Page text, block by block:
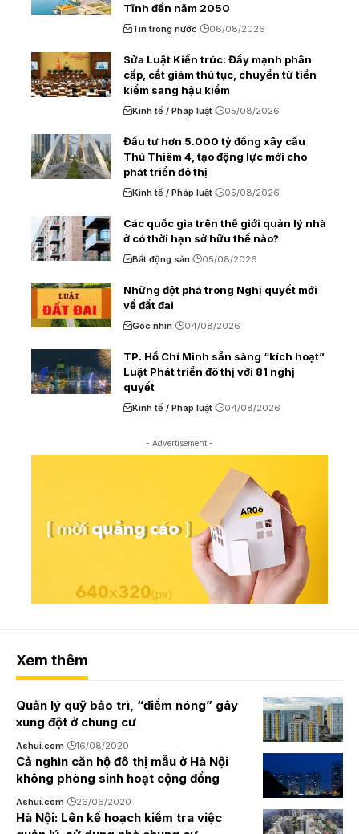
Tĩnh đến năm 2050
Tin trong nước 06/08/2026
Sửa Luật Kiến trúc: Đẩy mạnh phân
cấp, cắt giảm thủ tục, chuyển từ tiền
kiểm sang hậu kiểm
Kinh tế / Pháp luật 05/08/2026
Đầu tư hơn 5.000 tỷ đồng xây cầu
Thủ Thiêm 4, tạo động lực mới cho
phát triển đô thị
Kinh tế / Pháp luật 05/08/2026
Các quốc gia trên thế giới quản lý nhà
ở có thời hạn sở hữu thế nào?
Bất động sản 05/08/2026
Những đột phá trong Nghị quyết mới
về đất đai
Góc nhìn 04/08/2026
TP. Hồ Chí Minh sẵn sàng “kích hoạt”
Luật Phát triển đô thị với 81 nghị
quyết
Kinh tế / Pháp luật 04/08/2026
- Advertisement -
Xem thêm
Quản lý quỹ bảo trì, “điểm nóng” gây
xung đột ở chung cư
Ashui.com 16/08/2020
Cả nghìn căn hộ đô thị mẫu ở Hà Nội
không phòng sinh hoạt cộng đồng
Ashui.com 26/06/2020
Hà Nội: Lên kế hoạch kiểm tra việc